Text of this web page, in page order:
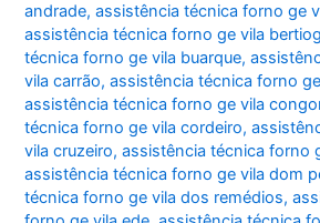
andrade,assistência técnica forno ge
assistência técnica forno ge vila
técnica forno ge vila buarque,
vila carrão,assistência técnica forno
assistência técnica forno ge vila
técnica forno ge vila cordeiro,
vila cruzeiro,assistência técnica forno
assistência técnica forno ge vila dom
técnica forno ge vila dos remédios,